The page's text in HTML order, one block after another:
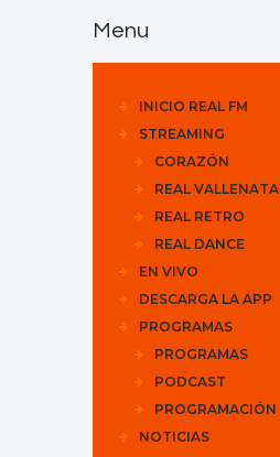
Menu
INICIO REAL FM
STREAMING
CORAZÓN
REAL VALLENATA
REAL RETRO
REAL DANCE
EN VIVO
DESCARGA LA APP
PROGRAMAS
PROGRAMAS
PODCAST
PROGRAMACIÓN
NOTICIAS